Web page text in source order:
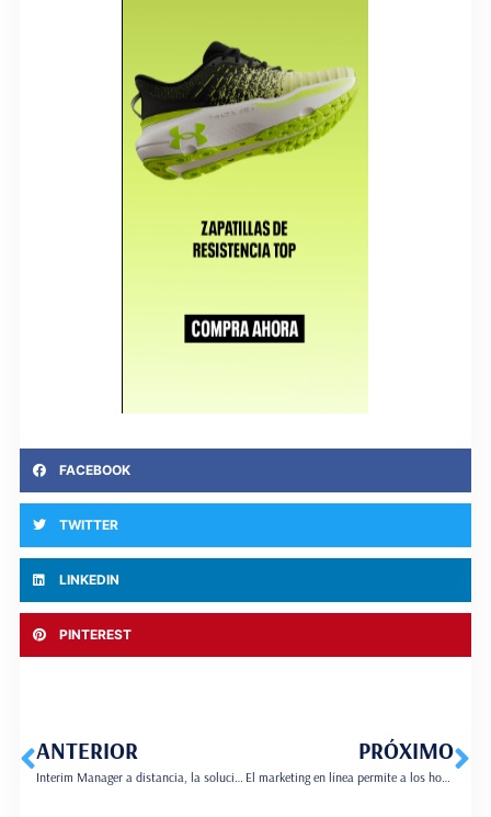
FACEBOOK
TWITTER
LINKEDIN
PINTEREST
ANTERIOR
Interim Manager a distancia, la solución que utilizan muchas empresas.
PRÓXIMO
El marketing en línea permite a los hosteleros darse a conocer a nivel nacional